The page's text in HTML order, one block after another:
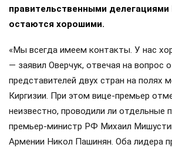
правительственными
остаются хорошими.
«Мы всегда имеем контакты. У нас
— заявил Оверчук, отвечая на вопрос
представителей двух стран на полях
Киргизии. При этом вице-премьер
неизвестно, проводили ли отдельные
премьер-министр РФ Михаил
Армении Никол Пашинян. Оба лидера